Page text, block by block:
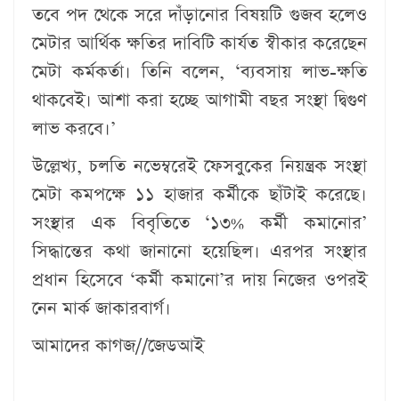
তবে পদ থেকে সরে দাঁড়ানোর বিষয়টি গুজব হলেও
মেটার আর্থিক ক্ষতির দাবিটি কার্যত স্বীকার করেছেন
মেটা কর্মকর্তা। তিনি বলেন, ‘ব্যবসায় লাভ-ক্ষতি
থাকবেই। আশা করা হচ্ছে আগামী বছর সংস্থা দ্বিগুণ
লাভ করবে।’
উল্লেখ্য, চলতি নভেম্বরেই ফেসবুকের নিয়ন্ত্রক সংস্থা
মেটা কমপক্ষে ১১ হাজার কর্মীকে ছাঁটাই করেছে।
সংস্থার এক বিবৃতিতে ‘১৩% কর্মী কমানোর’
সিদ্ধান্তের কথা জানানো হয়েছিল। এরপর সংস্থার
প্রধান হিসেবে ‘কর্মী কমানো’র দায় নিজের ওপরই
নেন মার্ক জাকারবার্গ।
আমাদের কাগজ//জেডআই